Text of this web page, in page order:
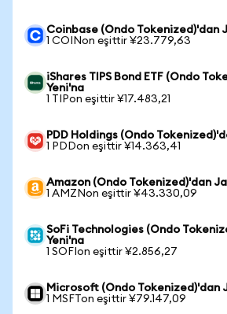
Coinbase (Ondo Tokenized)'dan
1 COINon eşittir ¥23.779,63
iShares TIPS Bond ETF (Ondo
Yeni'na
1 TIPon eşittir ¥17.483,21
PDD Holdings (Ondo
1 PDDon eşittir ¥14.363,41
Amazon (Ondo Tokenized)'dan
1 AMZNon eşittir ¥43.330,09
SoFi Technologies (Ondo
Yeni'na
1 SOFIon eşittir ¥2.856,27
Microsoft (Ondo Tokenized)'dan
1 MSFTon eşittir ¥79.147,09